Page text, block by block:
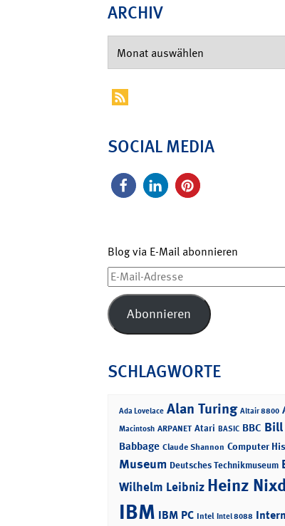
ARCHIV
SOCIAL MEDIA
Blog via E-Mail abonnieren
E-
Mail-
Adresse
Abonnieren
SCHLAGWORTE
Ada Lovelace Alan Turing Altair 8800
Macintosh ARPANET Atari BASIC BBC Bill
Babbage Claude Shannon Computer
Museum Deutsches Technikmuseum
Wilhelm Leibniz Heinz
IBM IBM PC Intel Intel 8088